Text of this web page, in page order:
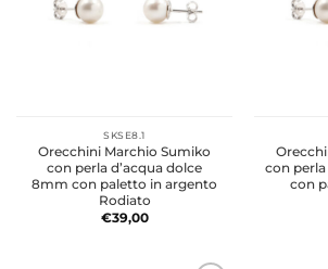
SKSE8.1
Orecchini Marchio Sumiko
con perla d’acqua dolce
8mm con paletto in argento
Rodiato
€39,00
con
con